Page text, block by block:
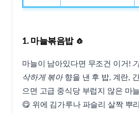
1. 마늘볶음밥 🧄
마늘이 남아있다면 무조건 이거!
삭하게 볶아향을 낸 후 밥, 계란,
으면 고급 중식당 부럽지 않은 마
😋 위에 김가루나 파슬리 살짝 뿌